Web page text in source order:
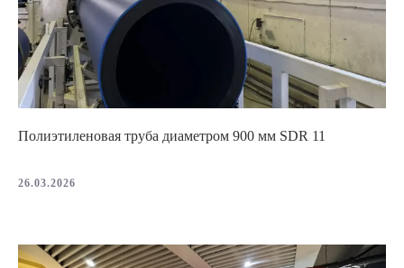
Полиэтиленовая труба диаметром 900 мм SDR 11
26.03.2026